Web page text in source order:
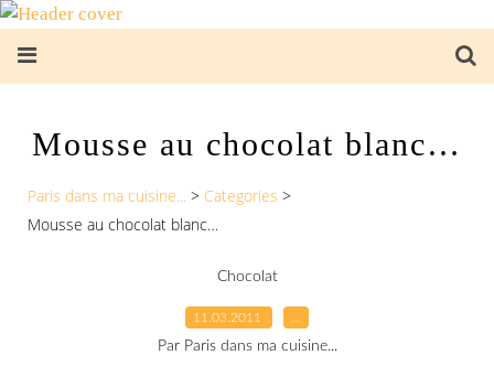
Mousse au chocolat blanc…
Paris dans ma cuisine... > Categories >
Mousse au chocolat blanc…
Chocolat
11.03.2011
Par Paris dans ma cuisine...